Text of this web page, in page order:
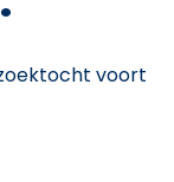
voort